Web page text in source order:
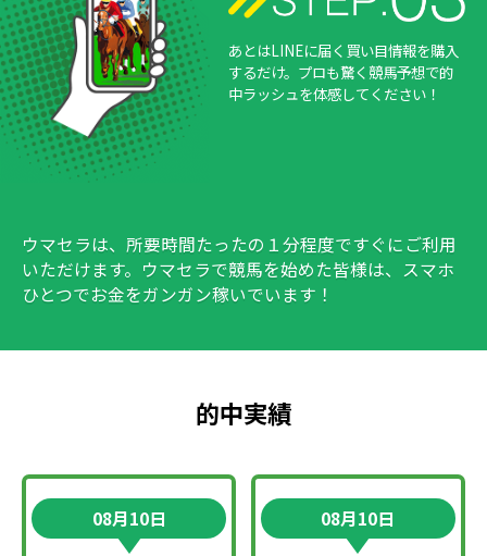
あとはLINEに届く買い目情報を購入
するだけ。プロも驚く競馬予想で的
中ラッシュを体感してください！
ウマセラは、所要時間たったの１分程度ですぐにご利用
いただけます。ウマセラで競馬を始めた皆様は、スマホ
ひとつでお金をガンガン稼いでいます！
的中実績
08月10日 08月10日